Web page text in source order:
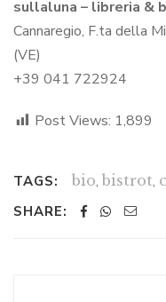
sullaluna – libreria &
Cannaregio, F.ta della
(VE)
+39 041 722924
Post Views: 1,899
TAGS: bio, bistrot,
SHARE: